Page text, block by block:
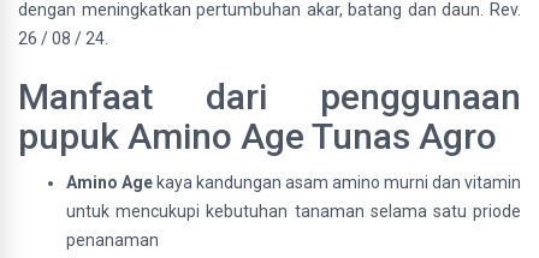
dengan meningkatkan pertumbuhan akar, batang dan daun. Rev.
26 / 08 / 24.
Manfaat dari penggunaan
pupuk Amino Age Tunas Agro
Amino Age kaya kandungan asam amino murni dan vitamin
untuk mencukupi kebutuhan tanaman selama satu priode
penanaman